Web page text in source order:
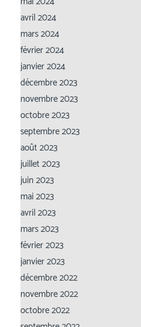
avril 2024
mars 2024
février 2024
janvier 2024
décembre 2023
novembre 2023
octobre 2023
septembre 2023
août 2023
juillet 2023
juin 2023
mai 2023
avril 2023
mars 2023
février 2023
janvier 2023
décembre 2022
novembre 2022
octobre 2022